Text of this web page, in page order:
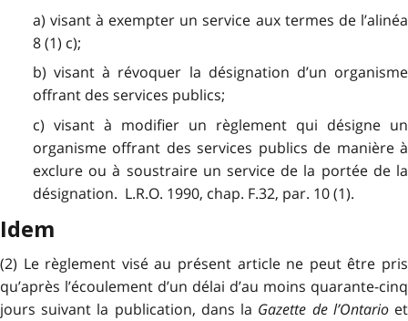
a) visant à exempter un service aux termes de l’alinéa
8 (1) c);
b) visant à révoquer la désignation d’un organisme
offrant des services publics;
c) visant à modifier un règlement qui désigne un
organisme offrant des services publics de manière à
exclure ou à soustraire un service de la portée de la
désignation. L.R.O. 1990, chap. F.32, par. 10 (1).
Idem
(2) Le règlement visé au présent article ne peut être pris
qu’après l’écoulement d’un délai d’au moins quarante-cinq
jours suivant la publication, dans la Gazette de l’Ontarioet